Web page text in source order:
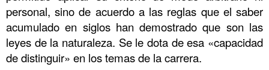
personal, sino de acuerdo a las reglas que el saber
acumulado en siglos han demostrado que son las
leyes de la naturaleza. Se le dota de esa «capacidad
de distinguir» en los temas de la carrera.